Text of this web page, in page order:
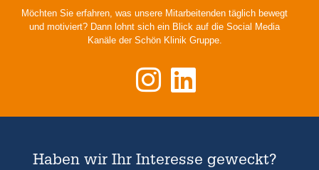
Möchten Sie erfahren, was unsere Mitarbeitenden täglich bewegt
und motiviert? Dann lohnt sich ein Blick auf die Social Media
Kanäle der Schön Klinik Gruppe.
Haben wir Ihr Interesse geweckt?